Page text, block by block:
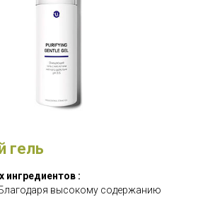
гель
ингредиентов :
Благодаря высокому содержанию